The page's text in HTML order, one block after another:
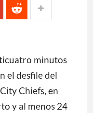
minutos
el desfile del
Chiefs, en
y al menos 24